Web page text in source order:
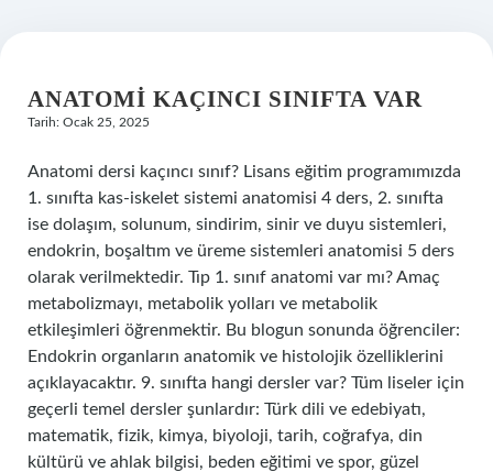
ANATOMI KAÇINCI SINIFTA VAR
Tarih: Ocak 25, 2025
Anatomi dersi kaçıncı sınıf? Lisans eğitim programımızda
1. sınıfta kas-iskelet sistemi anatomisi 4 ders, 2. sınıfta
ise dolaşım, solunum, sindirim, sinir ve duyu sistemleri,
endokrin, boşaltım ve üreme sistemleri anatomisi 5 ders
olarak verilmektedir. Tıp 1. sınıf anatomi var mı? Amaç
metabolizmayı, metabolik yolları ve metabolik
etkileşimleri öğrenmektir. Bu blogun sonunda öğrenciler:
Endokrin organların anatomik ve histolojik özelliklerini
açıklayacaktır. 9. sınıfta hangi dersler var? Tüm liseler için
geçerli temel dersler şunlardır: Türk dili ve edebiyatı,
matematik, fizik, kimya, biyoloji, tarih, coğrafya, din
kültürü ve ahlak bilgisi, beden eğitimi ve spor, güzel